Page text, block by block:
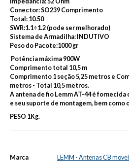
Conector: SO239 Comprimento
Total: 10.50
SWR:1.1÷1.2 (pode ser melhorado)
Sistema de Armadilha: INDUTIVO
Peso do Pacote:1000 gr
Potência máxima 900W
Comprimento total 10,5 m
Comprimento 1 seção 5,25 metros e
metros - Total 10,5 metros.
A antena de fio Lemm AT-44 é
e seu suporte de montagem, bem como
PESO 1Kg.
Marca LEMM - Antenas CB